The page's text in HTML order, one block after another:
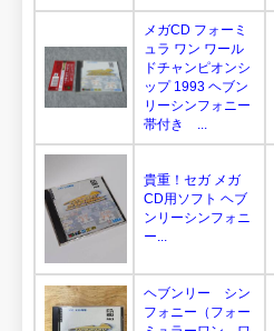
メガCD フォーミ
ュラ ワン ワール
ドチャンピオンシ
ップ 1993 ヘブン
リーシンフォニー
帯付き ...
貴重！セガ メガ
CD用ソフト ヘブ
ンリーシンフォニ
ー...
ヘブンリー シン
フォニー（フォー